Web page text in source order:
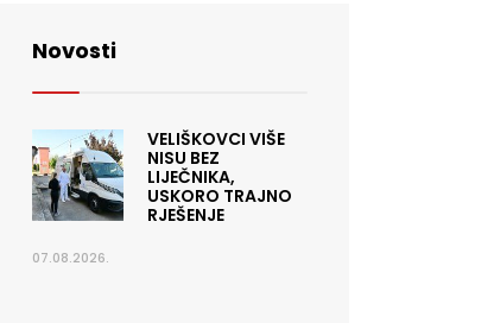
Novosti
VELIŠKOVCI VIŠE
NISU BEZ
LIJEČNIKA,
USKORO TRAJNO
RJEŠENJE
07.08.2026.